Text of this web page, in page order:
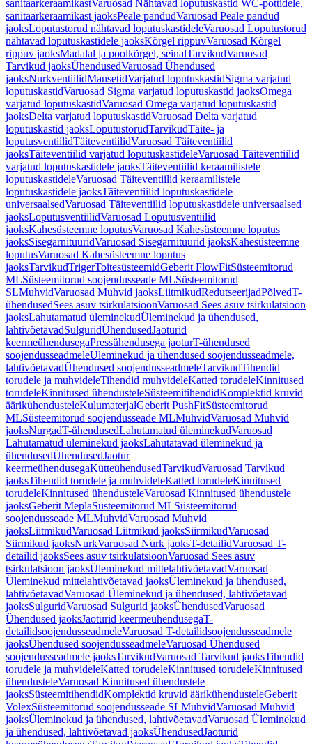
sanitaarkeraamikastVaruosad Nähtavad loputuskastid WC-pottidele,
sanitaarkeraamikast jaoksPeale pandudVaruosad Peale pandud
jaoksLoputustorud nähtavad loputuskastideleVaruosad Loputustorud
nähtavad loputuskastidele jaoksKõrgel rippuvVaruosad Kõrgel
rippuv jaoksMadalal ja poolkõrgel, seinalTarvikudVaruosad
Tarvikud jaoksÜhendusedVaruosad Ühendused
jaoksNurkventiilidMansetidVarjatud loputuskastidSigma varjatud
loputuskastidVaruosad Sigma varjatud loputuskastid jaoksOmega
varjatud loputuskastidVaruosad Omega varjatud loputuskastid
jaoksDelta varjatud loputuskastidVaruosad Delta varjatud
loputuskastid jaoksLoputustorudTarvikudTäite- ja
loputusventiilidTäiteventiilidVaruosad Täiteventiilid
jaoksTäiteventiilid varjatud loputuskastideleVaruosad Täiteventiilid
varjatud loputuskastidele jaoksTäiteventiilid keraamilistele
loputuskastideleVaruosad Täiteventiilid keraamilistele
loputuskastidele jaoksTäiteventiilid loputuskastidele
universaalsedVaruosad Täiteventiilid loputuskastidele universaalsed
jaoksLoputusventiilidVaruosad Loputusventiilid
jaoksKahesüsteemne loputusVaruosad Kahesüsteemne loputus
jaoksSisegarnituuridVaruosad Sisegarnituurid jaoksKahesüsteemne
loputusVaruosad Kahesüsteemne loputus
jaoksTarvikudTrigerToitesüsteemidGeberit FlowFitSüsteemitorud
MLSüsteemitorud soojendusseade MLSüsteemitorud
SLMuhvidVaruosad Muhvid jaoksLiitmikudRedutseerijadPõlvedT-
ühendusedSees asuv tsirkulatsioonVaruosad Sees asuv tsirkulatsioon
jaoksLahutamatud üleminekudÜleminekud ja ühendused,
lahtivõetavadSulguridÜhendusedJaoturid
keermeühendusegaPressühendusega jaoturT-ühendused
soojendusseadmeleÜleminekud ja ühendused soojendusseadmele,
lahtivõetavadÜhendused soojendusseadmeleTarvikudTihendid
torudele ja muhvideleTihendid muhvideleKatted torudeleKinnitused
torudeleKinnitused ühendusteleSüsteemitihendidKomplektid kruvid
äärikühendusteleKulumaterjalGeberit PushFitSüsteemitorud
MLSüsteemitorud soojendusseade MLMuhvidVaruosad Muhvid
jaoksNurgadT-ühendusedLahutamatud üleminekudVaruosad
Lahutamatud üleminekud jaoksLahutatavad üleminekud ja
ühendusedÜhendusedJaotur
keermeühendusegaKütteühendusedTarvikudVaruosad Tarvikud
jaoksTihendid torudele ja muhvideleKatted torudeleKinnitused
torudeleKinnitused ühendusteleVaruosad Kinnitused ühendustele
jaoksGeberit MeplaSüsteemitorud MLSüsteemitorud
soojendusseade MLMuhvidVaruosad Muhvid
jaoksLiitmikudVaruosad Liitmikud jaoksSiirmikudVaruosad
Siirmikud jaoksNurkVaruosad Nurk jaoksT-detailidVaruosad T-
detailid jaoksSees asuv tsirkulatsioonVaruosad Sees asuv
tsirkulatsioon jaoksÜleminekud mittelahtivõetavadVaruosad
Üleminekud mittelahtivõetavad jaoksÜleminekud ja ühendused,
lahtivõetavadVaruosad Üleminekud ja ühendused, lahtivõetavad
jaoksSulguridVaruosad Sulgurid jaoksÜhendusedVaruosad
Ühendused jaoksJaoturid keermeühendusegaT-
detailidsoojendusseadmeleVaruosad T-detailidsoojendusseadmele
jaoksÜhendused soojendusseadmeleVaruosad Ühendused
soojendusseadmele jaoksTarvikudVaruosad Tarvikud jaoksTihendid
torudele ja muhvideleKatted torudeleKinnitused torudeleKinnitused
ühendusteleVaruosad Kinnitused ühendustele
jaoksSüsteemitihendidKomplektid kruvid äärikühendusteleGeberit
VolexSüsteemitorud soojendusseade SLMuhvidVaruosad Muhvid
jaoksÜleminekud ja ühendused, lahtivõetavadVaruosad Üleminekud
ja ühendused, lahtivõetavad jaoksÜhendusedJaoturid